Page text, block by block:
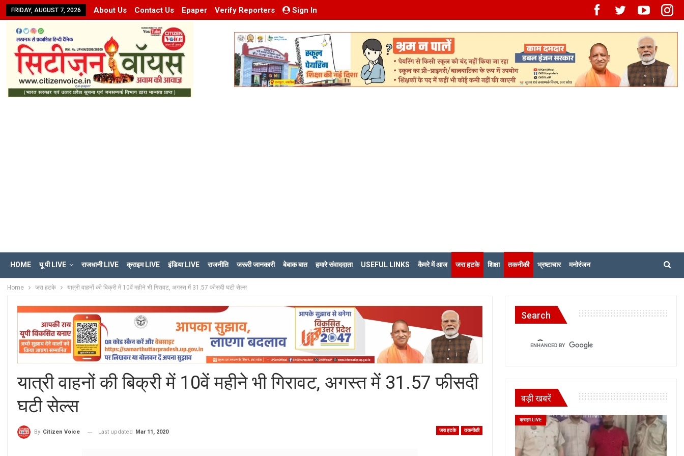
FRIDAY, AUGUST 7, 2026 About Us Contact Us Epaper Verify Reporters Sign In
HOME यू पी LIVE राजधानी LIVE क्राइम LIVE इंडिया LIVE राजनीति जरूरी जानकारी बेबाक बात हमारे संवाददाता USEFUL LINKS कैमरे में आज जरा हटके शिक्षा तकनीकी भ्रष्टाचार मनोरंजन
Home जरा हटके या‍त्री वाहनों की बिक्री में 10वें महीने भी गिरावट, अगस्त में 31.57 फीसदी घटी सेल्स
या‍त्री वाहनों की बिक्री में 10वें महीने भी गिरावट, अगस्त में 31.57 फीसदी
घटी सेल्स
जरा हटके तकनीकी
By Citizen Voice Last updated Mar 11, 2020
Search
बड़ी खबरें
क्राइम LIVE